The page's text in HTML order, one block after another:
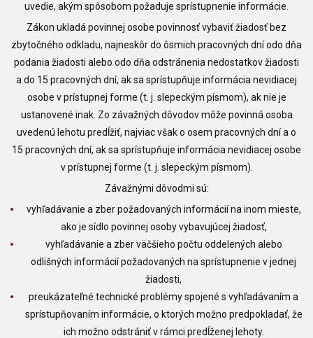
uvedie, akým spôsobom požaduje sprístupnenie informácie.
Zákon ukladá povinnej osobe povinnosť vybaviť žiadosť bez
zbytočného odkladu, najneskôr do ôsmich pracovných dní odo dňa
podania žiadosti alebo odo dňa odstránenia nedostatkov žiadosti
a do 15 pracovných dní, ak sa sprístupňuje informácia nevidiacej
osobe v prístupnej forme (t. j. slepeckým písmom), ak nie je
ustanovené inak. Zo závažných dôvodov môže povinná osoba
uvedenú lehotu predĺžiť, najviac však o osem pracovných dní a o
15 pracovných dní, ak sa sprístupňuje informácia nevidiacej osobe
v prístupnej forme (t. j. slepeckým písmom).
Závažnými dôvodmi sú:
vyhľadávanie a zber požadovaných informácií na inom mieste,
ako je sídlo povinnej osoby vybavujúcej žiadosť,
vyhľadávanie a zber väčšieho počtu oddelených alebo
odlišných informácií požadovaných na sprístupnenie v jednej
žiadosti,
preukázateľné technické problémy spojené s vyhľadávaním a
sprístupňovaním informácie, o ktorých možno predpokladať, že
ich možno odstrániť v rámci predĺženej lehoty.